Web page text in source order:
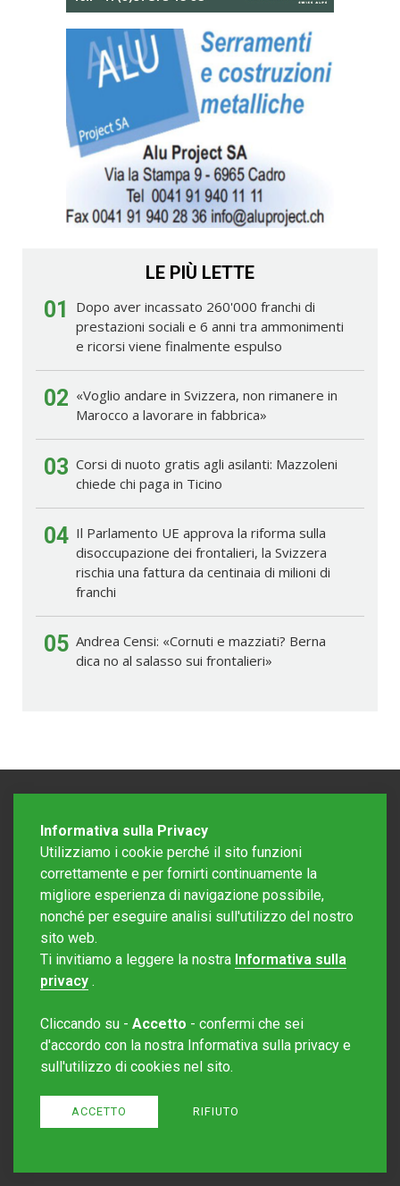
LE PIÙ LETTE
01
Dopo aver incassato 260'000 franchi di
prestazioni sociali e 6 anni tra ammonimenti
e ricorsi viene finalmente espulso
02 «Voglio andare in Svizzera, non rimanere in
Marocco a lavorare in fabbrica»
03 Corsi di nuoto gratis agli asilanti: Mazzoleni
chiede chi paga in Ticino
04 Il Parlamento UE approva la riforma sulla
disoccupazione dei frontalieri, la Svizzera
rischia una fattura da centinaia di milioni di
franchi
05 Andrea Censi: «Cornuti e mazziati? Berna
dica no al salasso sui frontalieri»
Editore Rotostampa SA
Sito creato daRedesign
Informativa sulla Privacy
Utilizziamo i cookie perché il sito funzioni
correttamente e per fornirti continuamente la
migliore esperienza di navigazione possibile,
nonché per eseguire analisi sull'utilizzo del nostro
sito web.
Ti invitiamo a leggere la nostra Informativa sulla
privacy .
Cliccando su - Accetto - confermi che sei
d'accordo con la nostra Informativa sulla privacy e
sull'utilizzo di cookies nel sito.
ACCETTO RIFIUTO